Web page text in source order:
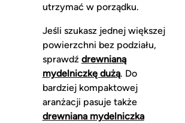
utrzymać w porządku.
Jeśli szukasz jednej większej
powierzchni bez podziału,
sprawdź drewnianą
mydelniczkę dużą. Do
bardziej kompaktowej
aranżacji pasuje także
drewniana mydelniczka